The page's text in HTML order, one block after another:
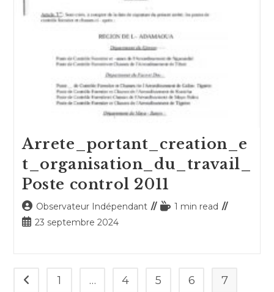
Arrete_portant_creation_e
t_organisation_du_travail_
Poste control 2011
Auteur/autrice
de
Observateur Indépendant
Temps1 min read
Publication
23 septembre 2024
Go to the previous page
1 … 4 5 6
7